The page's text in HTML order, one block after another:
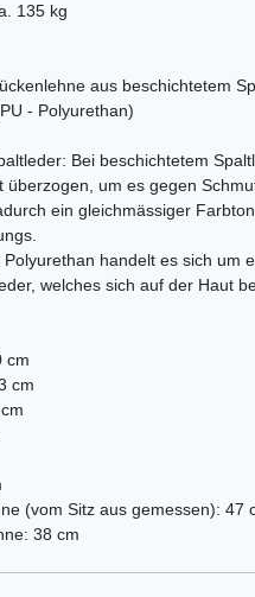
135 kg
aus beschichtetem
- Polyurethan)
Bei beschichtetem
überzogen, um es gegen
ein gleichmässiger
Polyurethan handelt es sich um
welches sich auf der Haut
cm
cm
(vom Sitz aus gemessen): 47
38 cm